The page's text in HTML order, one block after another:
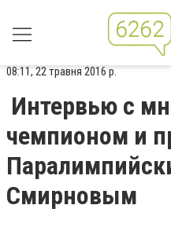
08:11, 22 травня 2016 р.
Интервью с
чемпионом и
Смирновым